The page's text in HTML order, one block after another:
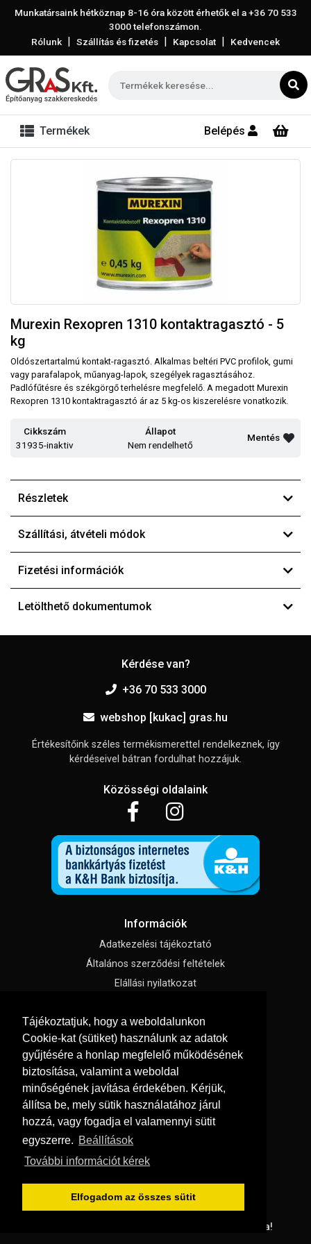
Tájékoztatjuk, hogy a weboldalunkon
Cookie-kat (sütiket) használunk az adatok
gyűjtésére a honlap megfelelő működésének
biztosítása, valamint a weboldal
minőségének javítása érdekében. Kérjük,
állítsa be, mely sütik használatához járul
hozzá, vagy fogadja el valamennyi sütit
egyszerre. Beállítások
További információt kérek
Elfogadom az összes sütit
Munkatársaink hétköznap 8-16 óra között érhetők el a+36 70 533
3000telefonszámon.
Rólunk | Szállítás és fizetés | Kapcsolat | Kedvencek
Termékek Belépés
Murexin Rexopren 1310 kontaktragasztó - 5
kg
Oldószertartalmú kontakt-ragasztó. Alkalmas beltéri PVC profilok, gumi
vagy parafalapok, műanyag-lapok, szegélyek ragasztásához.
Padlófűtésre és székgörgő terhelésre megfelelő. A megadott Murexin
Rexopren 1310 kontaktragasztó ár az 5 kg-os kiszerelésre vonatkozik.
Cikkszám
31935-inaktiv
Állapot
Nem rendelhető
Mentés
Részletek
Szállítási, átvételi módok
Fizetési információk
Letölthető dokumentumok
Kérdése van?
+36 70 533 3000
webshop [kukac] gras.hu
Értékesítőink széles termékismerettel rendelkeznek, így
kérdéseivel bátran fordulhat hozzájuk.
Közösségi oldalaink
Információk
Adatkezelési tájékoztató
Általános szerződési feltételek
Elállási nyilatkozat
Süti beállítások
Menü
Hírek, cikkek
Kapcsolat
Letölthető katalógusok
Szállítás és fizetés
Vásárlási feltételek
Minden jog fenntartva!